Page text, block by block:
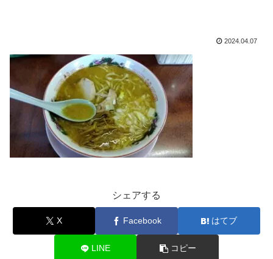
2024.04.07
シェアする
X Facebook はてブ
LINE コピー